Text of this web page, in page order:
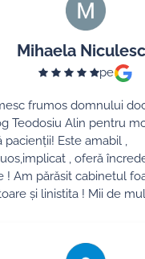
Mihaela
pe
frumos domnului
Teodosiu Alin pentru
pacienții! Este amabil ,
, oferă
! Am părăsit cabinetul
și linistita ! Mii de